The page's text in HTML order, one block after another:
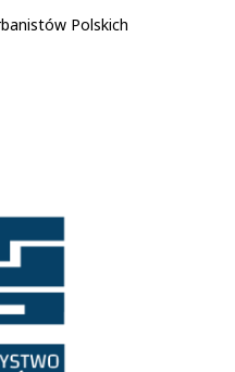
Polskich